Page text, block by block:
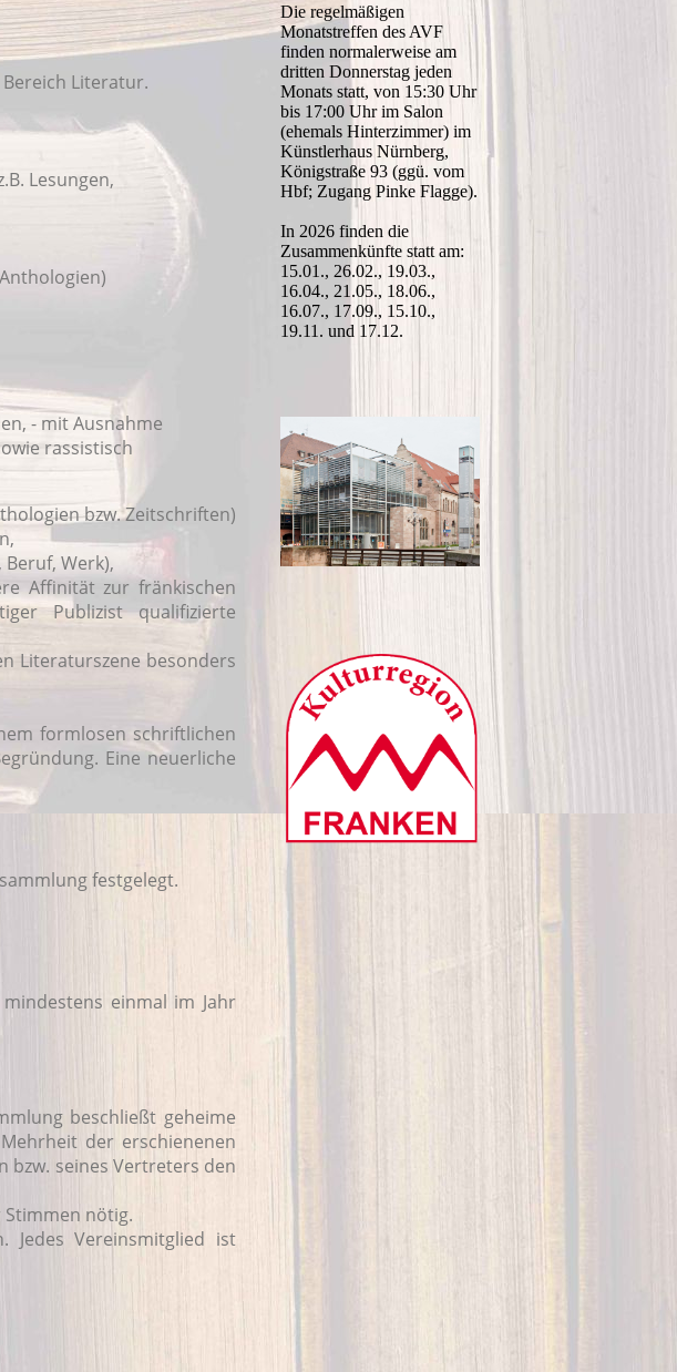
Literatur.
Lesungen,
- mit Ausnahme
rassistisch
bzw. Zeitschriften)
Werk),
Affinität zur fränkischen
Publizist qualifizierte
Literaturszene besonders
formlosen schriftlichen
Eine neuerliche
festgelegt.
einmal im Jahr
beschließt geheime
der erschienenen
bzw. seines Vertreters den
Stimmen nötig.
Jedes Vereinsmitglied ist
Die regelmäßigen
Monatstreffen des AVF
finden normalerweise am
dritten Donnerstag jeden
Monats statt, von 15:30 Uhr
bis 17:00 Uhr im Salon
(ehemals Hinterzimmer) im
Künstlerhaus Nürnberg,
Königstraße 93 (ggü. vom
Hbf; Zugang Pinke Flagge).
In 2026 finden die
Zusammenkünfte statt am:
15.01., 26.02., 19.03.,
16.04., 21.05., 18.06.,
16.07., 17.09., 15.10.,
19.11. und 17.12.